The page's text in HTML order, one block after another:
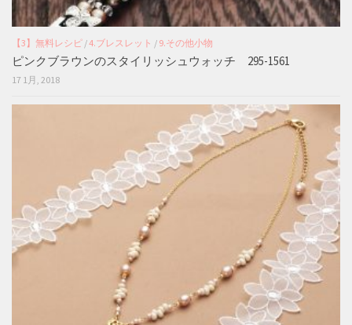
【3】無料レシピ /4.ブレスレット / 9.その他小物
ピンクブラウンのスタイリッシュウォッチ 295-1561
17 1月, 2018